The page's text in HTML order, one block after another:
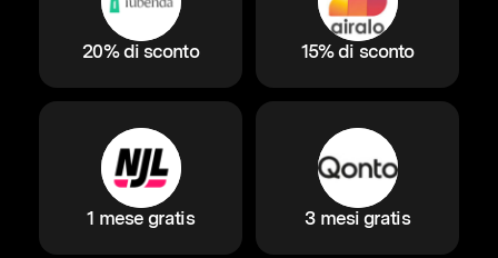
20% di sconto 15% di sconto
1 mese gratis 3 mesi gratis